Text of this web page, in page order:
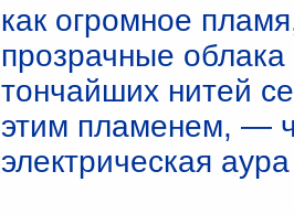
как огромное
прозрачные
тончайших нитей
этим пламенем, —
электрическая